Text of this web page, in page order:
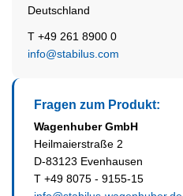
Deutschland
T +49 261 8900 0
info@stabilus.com
Fragen zum Produkt:
Wagenhuber GmbH
Heilmaierstraße 2
D-83123 Evenhausen
T +49 8075 - 9155-15